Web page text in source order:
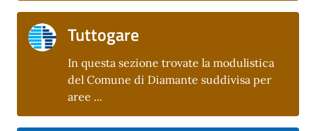
Tuttogare
In questa sezione trovate la modulistica
del Comune di Diamante suddivisa per
aree ...